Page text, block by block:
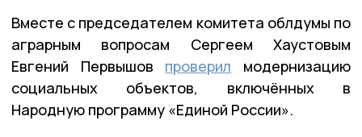
Вместе с председателем комитета облдумы по
аграрным вопросам Сергеем Хаустовым
Евгений Первышов проверил модернизацию
социальных объектов, включённых в
Народную программу «Единой России».